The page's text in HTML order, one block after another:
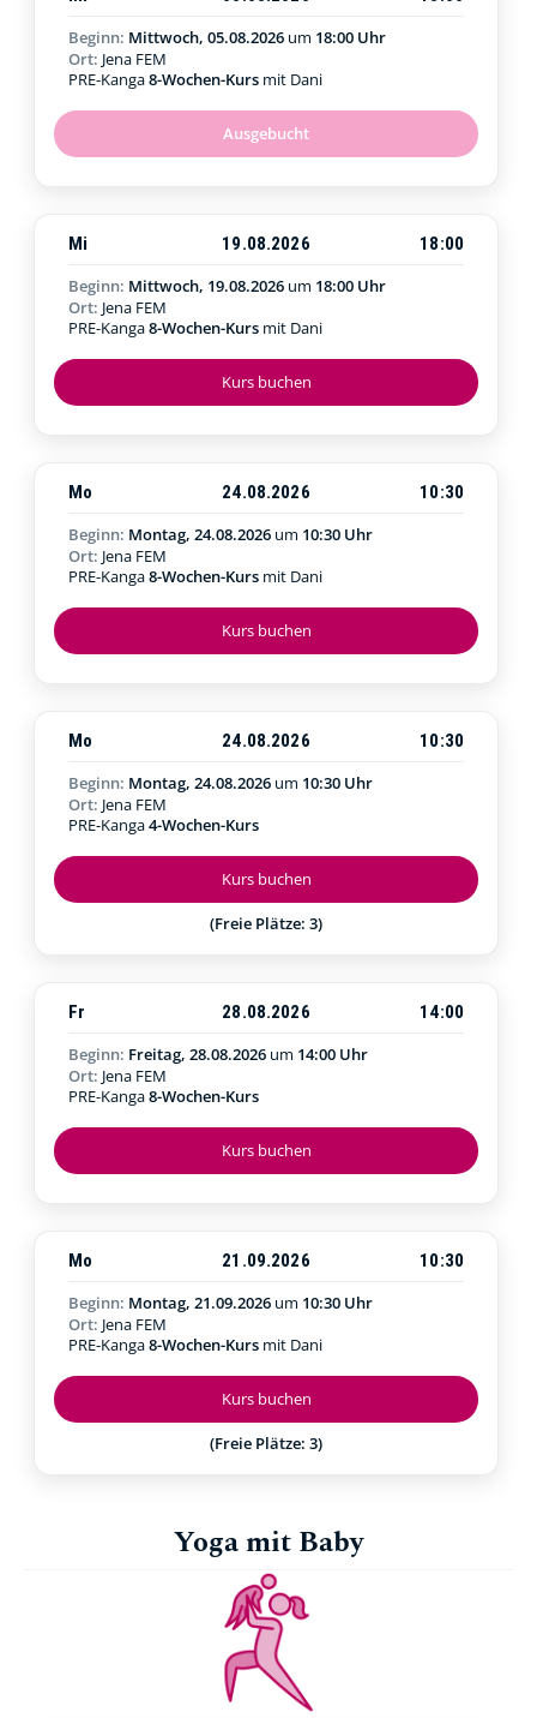
Ausgebucht
Beginn: Mittwoch, 05.08.2026 um 18:00 Uhr
Ort: Jena FEM
PRE-Kanga8-Wochen-Kurs mit Dani
Kurs buchen
Mi 19.08.2026
18:00
Beginn: Mittwoch, 19.08.2026 um 18:00 Uhr
Ort: Jena FEM
PRE-Kanga8-Wochen-Kurs mit Dani
Kurs buchen
Mo 24.08.2026
10:30
Beginn: Montag, 24.08.2026 um 10:30 Uhr
Ort: Jena FEM
PRE-Kanga8-Wochen-Kurs mit Dani
Kurs buchen
(Freie Plätze: 3)
Mo 24.08.2026
10:30
Beginn: Montag, 24.08.2026 um 10:30 Uhr
Ort: Jena FEM
PRE-Kanga4-Wochen-Kurs
Kurs buchen
Fr 28.08.2026
14:00
Beginn: Freitag, 28.08.2026 um 14:00 Uhr
Ort: Jena FEM
PRE-Kanga8-Wochen-Kurs
Kurs buchen
(Freie Plätze: 3)
Mo 21.09.2026
10:30
Beginn: Montag, 21.09.2026 um 10:30 Uhr
Ort: Jena FEM
PRE-Kanga8-Wochen-Kurs mit Dani
Yoga mit Baby